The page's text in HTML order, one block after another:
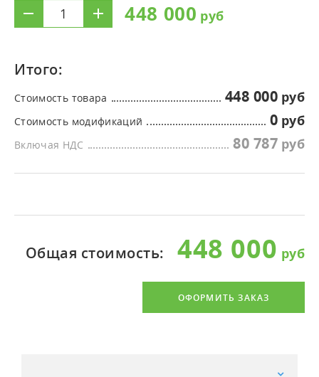
448 000
Итого:
Стоимость товара 448 000
Стоимость модификаций 0
Включая НДС 80 787
Общая стоимость: 448 000
ОФОРМИТЬ ЗАКАЗ